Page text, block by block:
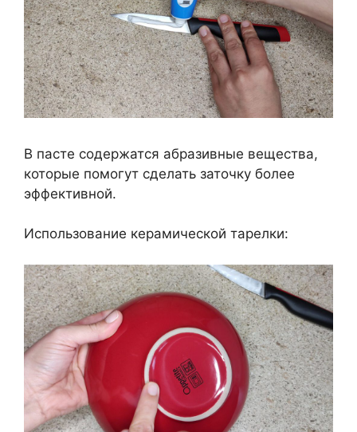
В пасте содержатся абразивные вещества,
которые помогут сделать заточку более
эффективной.
Использование керамической тарелки: